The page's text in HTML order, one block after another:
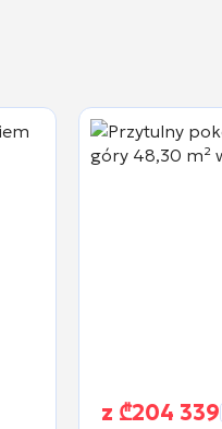
z ₾204 339